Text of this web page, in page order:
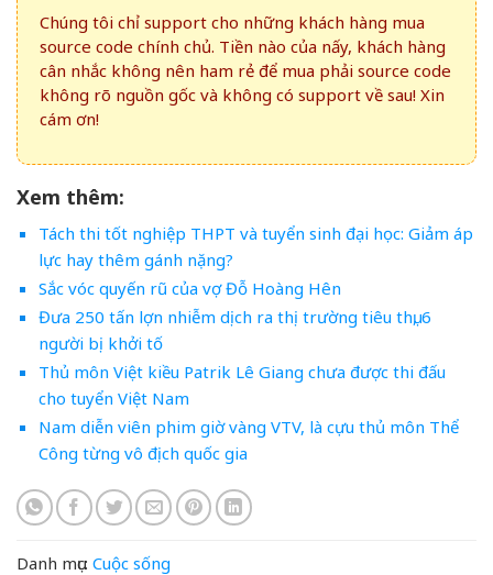
Chúng tôi chỉ support cho những khách hàng mua
source code chính chủ. Tiền nào của nấy, khách hàng
cân nhắc không nên ham rẻ để mua phải source code
không rõ nguồn gốc và không có support về sau! Xin
cám ơn!
Xem thêm:
Tách thi tốt nghiệp THPT và tuyển sinh đại học: Giảm áp
lực hay thêm gánh nặng?
Sắc vóc quyến rũ của vợ Đỗ Hoàng Hên
Đưa 250 tấn lợn nhiễm dịch ra thị trường tiêu thụ, 6
người bị khởi tố
Thủ môn Việt kiều Patrik Lê Giang chưa được thi đấu
cho tuyển Việt Nam
Nam diễn viên phim giờ vàng VTV, là cựu thủ môn Thể
Công từng vô địch quốc gia
Danh mục: Cuộc sống